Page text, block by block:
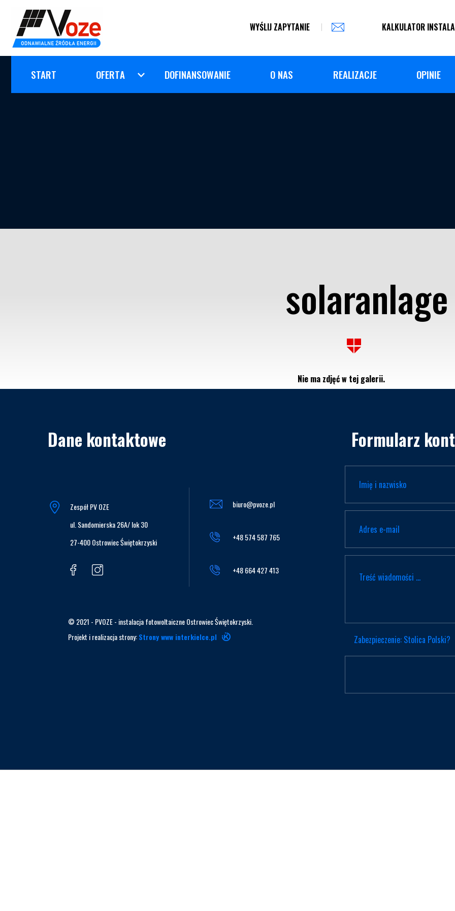
KALKULATOR
WYŚLIJ ZAPYTANIE
START OFERTA DOFINANSOWANIE O NAS REALIZACJE OPINIE
solaranlage
Nie ma zdjęć w tej galerii.
Dane kontaktowe
Zespół PV OZE
ul. Sandomierska 26A/ lok 30
27-400 Ostrowiec Świętokrzyski
biuro@pvoze.pl
+48 574 587 765
+48 664 427 413
© 2021 - PVOZE - instalacja fotowoltaiczne Ostrowiec Świętokrzyski.
Projekt i realizacja strony:Strony www interkielce.pl
Formularz
Zabezpieczenie: Stolica Polski?